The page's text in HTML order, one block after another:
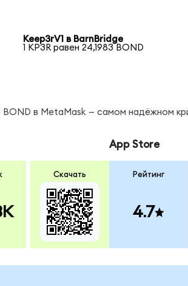
Keep3rV1 в BarnBridge
1 KP3R равен 24,1983 BOND
BOND в MetaMask — самом надёжном
Скачать
App Store
Рейтинг
4.7